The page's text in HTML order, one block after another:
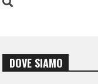
DOVE SIAMO